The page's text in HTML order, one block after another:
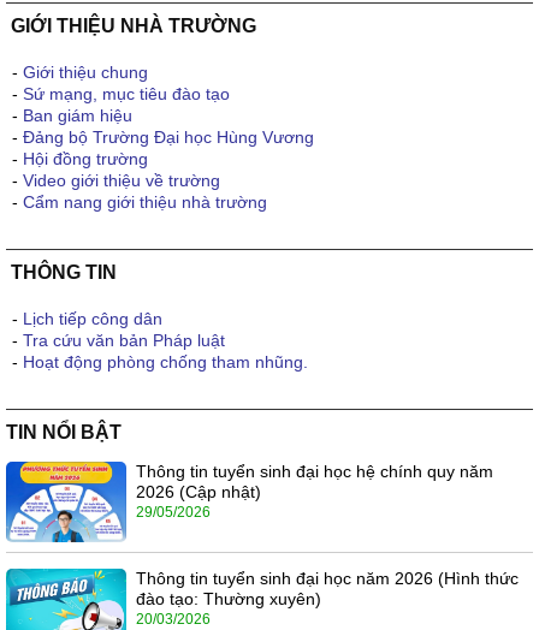
GIỚI THIỆU NHÀ TRƯỜNG
- Giới thiệu chung
- Sứ mạng, mục tiêu đào tạo
- Ban giám hiệu
- Đảng bộ Trường Đại học Hùng Vương
- Hội đồng trường
- Video giới thiệu về trường
- Cẩm nang giới thiệu nhà trường
THÔNG TIN
- Lịch tiếp công dân
- Tra cứu văn bản Pháp luật
- Hoạt động phòng chống tham nhũng.
TIN NỔI BẬT
Thông tin tuyển sinh đại học hệ chính quy năm
2026 (Cập nhật)
29/05/2026
Thông tin tuyển sinh đại học năm 2026 (Hình thức
đào tạo: Thường xuyên)
20/03/2026